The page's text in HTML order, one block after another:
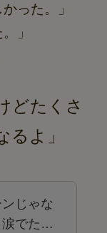
った。」
」
どたくさ
るよ」
じゃな
涙でた…